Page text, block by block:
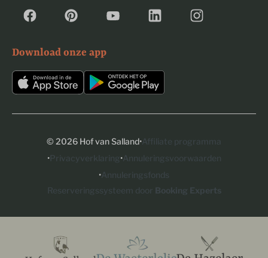
Download onze app
© 2026 Hof van Salland·Affiliate programma
·Privacyverklaring·Annuleringsvoorwaarden
·Annuleringsfonds
Reserveringssysteem door Booking Experts